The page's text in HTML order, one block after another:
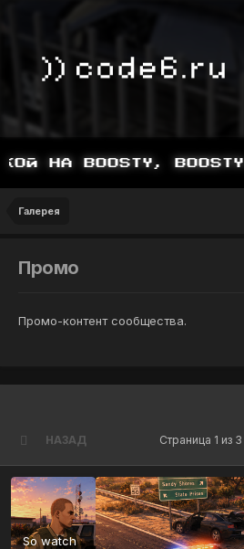
BOOSTY.TO/YDDY
Галерея
Промо
Промо-контент сообщества.
НАЗАД Страница 1 из 3
So watch